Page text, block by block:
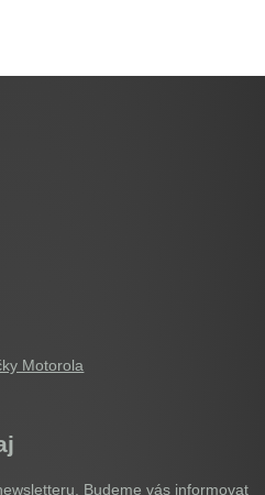
Motorola
. Budeme vás informovat